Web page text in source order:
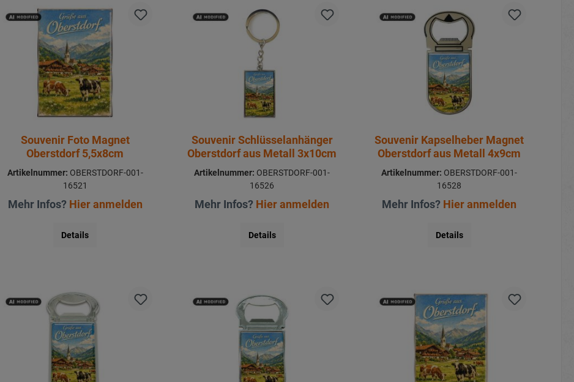
Souvenir Foto Magnet
Oberstdorf 5,5x8cm
Artikelnummer: OBERSTDORF-001-
16521
Mehr Infos? Hier anmelden
Details
Souvenir Schlüsselanhänger
Oberstdorf aus Metall 3x10cm
Artikelnummer: OBERSTDORF-001-
16526
Mehr Infos? Hier anmelden
Details
Souvenir Kapselheber Magnet
Oberstdorf aus Metall 4x9cm
Artikelnummer: OBERSTDORF-001-
16528
Mehr Infos? Hier anmelden
Details